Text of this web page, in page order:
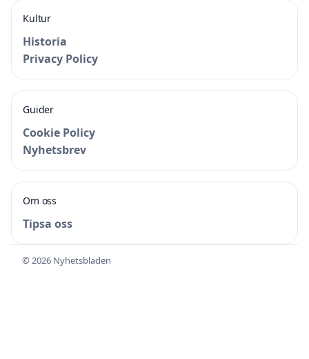
Kultur
Historia
Privacy Policy
Guider
Cookie Policy
Nyhetsbrev
Om oss
Tipsa oss
© 2026 Nyhetsbladen